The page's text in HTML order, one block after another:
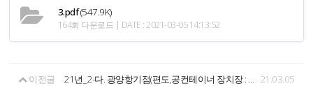
3.pdf(547.9K)
164회 다운로드 | DATE : 2021-03-05 14:13:52
이전글 21년_2-다. 광양항기점(편도,공컨테이너 장치장 : 의왕ICD) 21.03.05